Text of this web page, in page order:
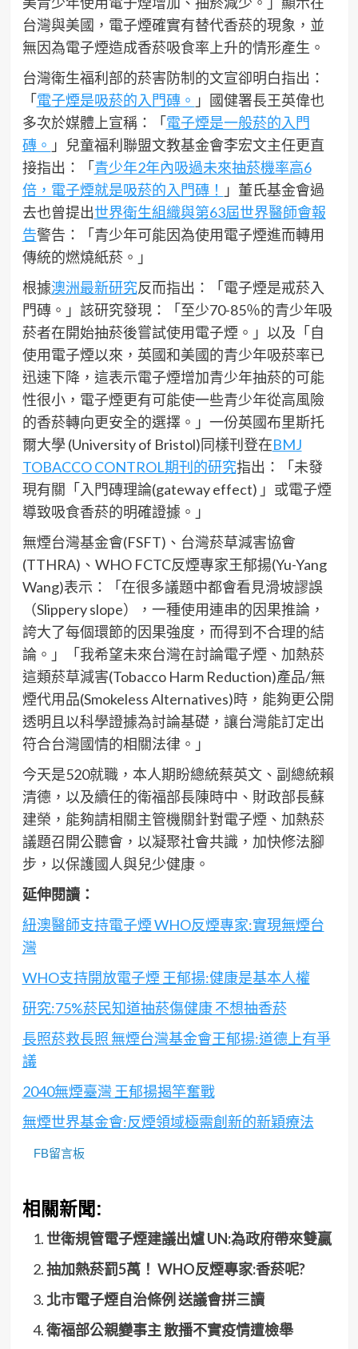
台灣與美國，電子煙確實有替代香菸的現象，並
無因為電子煙造成香菸吸食率上升的情形產生。
台灣衛生福利部的菸害防制的文宣卻明白指出：
「電子煙是吸菸的入門磚。 」國健署長王英偉也
多次於媒體上宣稱：「電子煙是一般菸的入門
磚。 」兒童福利聯盟文教基金會李宏文主任更直
接指出：「青少年2年內吸過未來抽菸機率高6
倍，電子煙就是吸菸的入門磚！ 」董氏基金會過
去也曾提出世界衛生組織與第63屆世界醫師會報
告警告：「青少年可能因為使用電子煙進而轉用
傳統的燃燒紙菸。」
根據澳洲最新研究反而指出：「電子煙是戒菸入
門磚。」該研究發現：「至少70-85％的青少年吸
菸者在開始抽菸後嘗試使用電子煙。」以及「自
使用電子煙以來，英國和美國的青少年吸菸率已
迅速下降，這表示電子煙增加青少年抽菸的可能
性很小，電子煙更有可能使一些青少年從高風險
的香菸轉向更安全的選擇。」一份英國布里斯托
爾大學 (University of Bristol)同樣刊登在BMJ
TOBACCO CONTROL期刊的研究指出：「未發
現有關「入門磚理論(gateway effect) 」或電子煙
導致吸食香菸的明確證據。」
無煙台灣基金會(FSFT)、台灣菸草減害協會
(TTHRA)、WHO FCTC反煙專家王郁揚(Yu-Yang
Wang)表示：「在很多議題中都會看見滑坡謬誤
（Slippery slope），一種使用連串的因果推論，
誇大了每個環節的因果強度，而得到不合理的結
論。」「我希望未來台灣在討論電子煙、加熱菸
這類菸草減害(Tobacco Harm Reduction)產品/無
煙代用品(Smokeless Alternatives)時，能夠更公開
透明且以科學證據為討論基礎，讓台灣能訂定出
符合台灣國情的相關法律。」
今天是520就職，本人期盼總統蔡英文、副總統賴
清德，以及續任的衛福部長陳時中、財政部長蘇
建榮，能夠請相關主管機關針對電子煙、加熱菸
議題召開公聽會，以凝聚社會共識，加快修法腳
步，以保護國人與兒少健康。
延伸閱讀：
紐澳醫師支持電子煙 WHO反煙專家:實現無煙台
灣
WHO支持開放電子煙 王郁揚:健康是基本人權
研究:75%菸民知道抽菸傷健康 不想抽香菸
長照菸救長照 無煙台灣基金會王郁揚:道德上有爭
議
2040無煙臺灣 王郁揚揭竿奮戰
無煙世界基金會:反煙領域極需創新的新穎療法
FB留言板
相關新聞:
世衛規管電子煙建議出爐 UN:為政府帶來雙贏
抽加熱菸罰5萬！ WHO反煙專家:香菸呢?
北市電子煙自治條例 送議會拼三讀
衛福部公親變事主 散播不實疫情遭檢舉